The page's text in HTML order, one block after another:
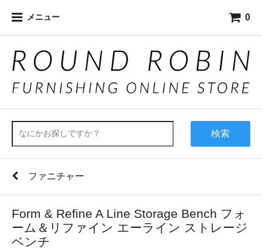
メニュー 0
検索
ファニチャー
Form & Refine A Line Storage Bench フォ
ーム＆リファイン エーライン ストレージ
ベンチ